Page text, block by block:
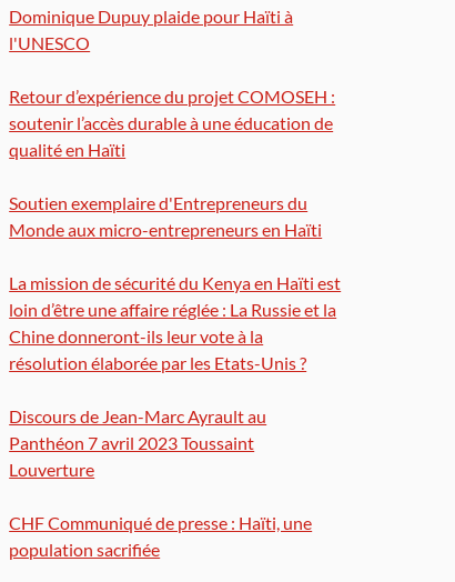
Dominique Dupuy plaide pour Haïti à
l'UNESCO
Retour d’expérience du projet COMOSEH :
soutenir l’accès durable à une éducation de
qualité en Haïti
Soutien exemplaire d'Entrepreneurs du
Monde aux micro-entrepreneurs en Haïti
La mission de sécurité du Kenya en Haïti est
loin d’être une affaire réglée : La Russie et la
Chine donneront-ils leur vote à la
résolution élaborée par les Etats-Unis ?
Discours de Jean-Marc Ayrault au
Panthéon 7 avril 2023 Toussaint
Louverture
CHF Communiqué de presse : Haïti, une
population sacrifiée